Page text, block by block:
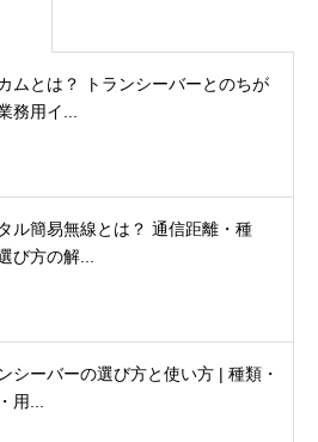
ムとは？ トランシーバーとのちが
務用イ...
ル簡易無線とは？ 通信距離・種
び方の解...
シーバーの選び方と使い方 | 種類・
用...